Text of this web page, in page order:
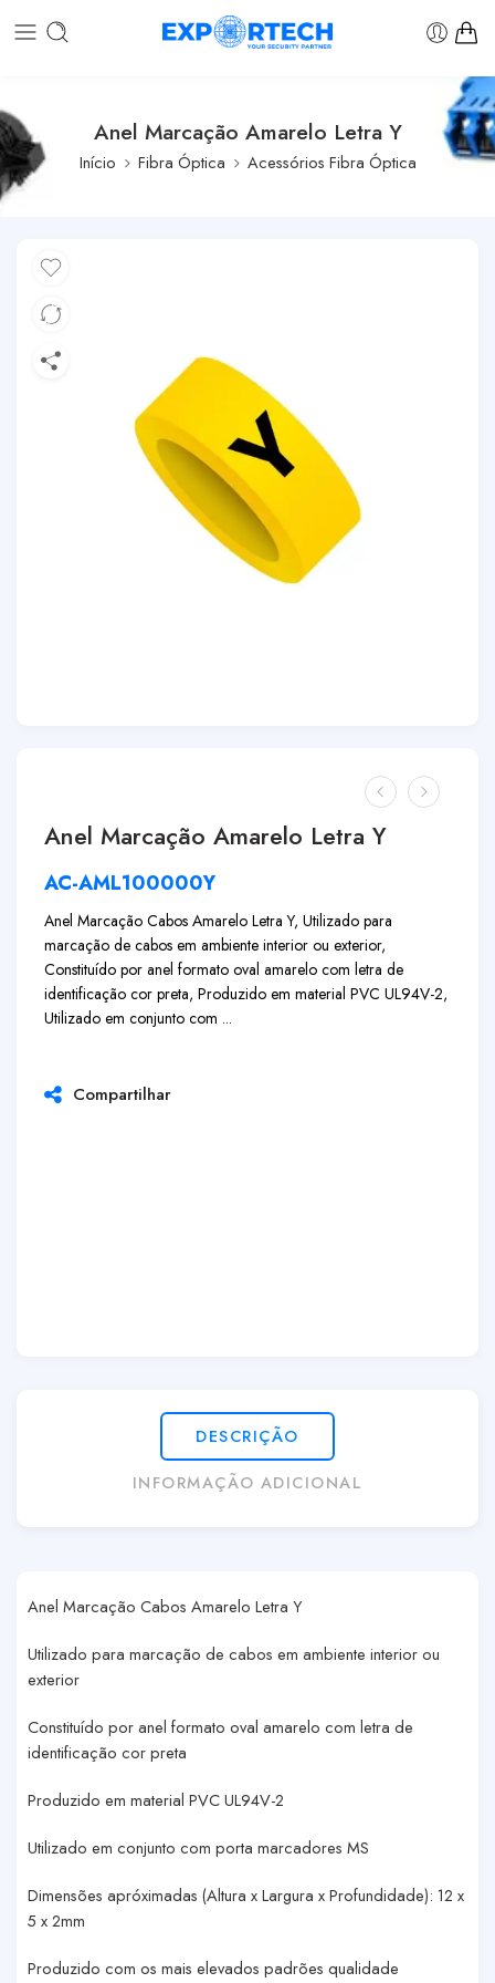
Anel Marcação Amarelo Letra Y
Início Fibra Óptica Acessórios Fibra Óptica
Anel Marcação Amarelo Letra Y
AC-AML100000Y
Anel Marcação Cabos Amarelo Letra Y, Utilizado para
marcação de cabos em ambiente interior ou exterior,
Constituído por anel formato oval amarelo com letra de
identificação cor preta, Produzido em material PVC UL94V-2,
Utilizado em conjunto com ...
Compartilhar
DESCRIÇÃO
INFORMAÇÃO ADICIONAL
Anel Marcação Cabos Amarelo Letra Y
Utilizado para marcação de cabos em ambiente interior ou
exterior
Constituído por anel formato oval amarelo com letra de
identificação cor preta
Produzido em material PVC UL94V-2
Utilizado em conjunto com porta marcadores MS
Dimensões apróximadas (Altura x Largura x Profundidade): 12 x
5 x 2mm
Produzido com os mais elevados padrões qualidade